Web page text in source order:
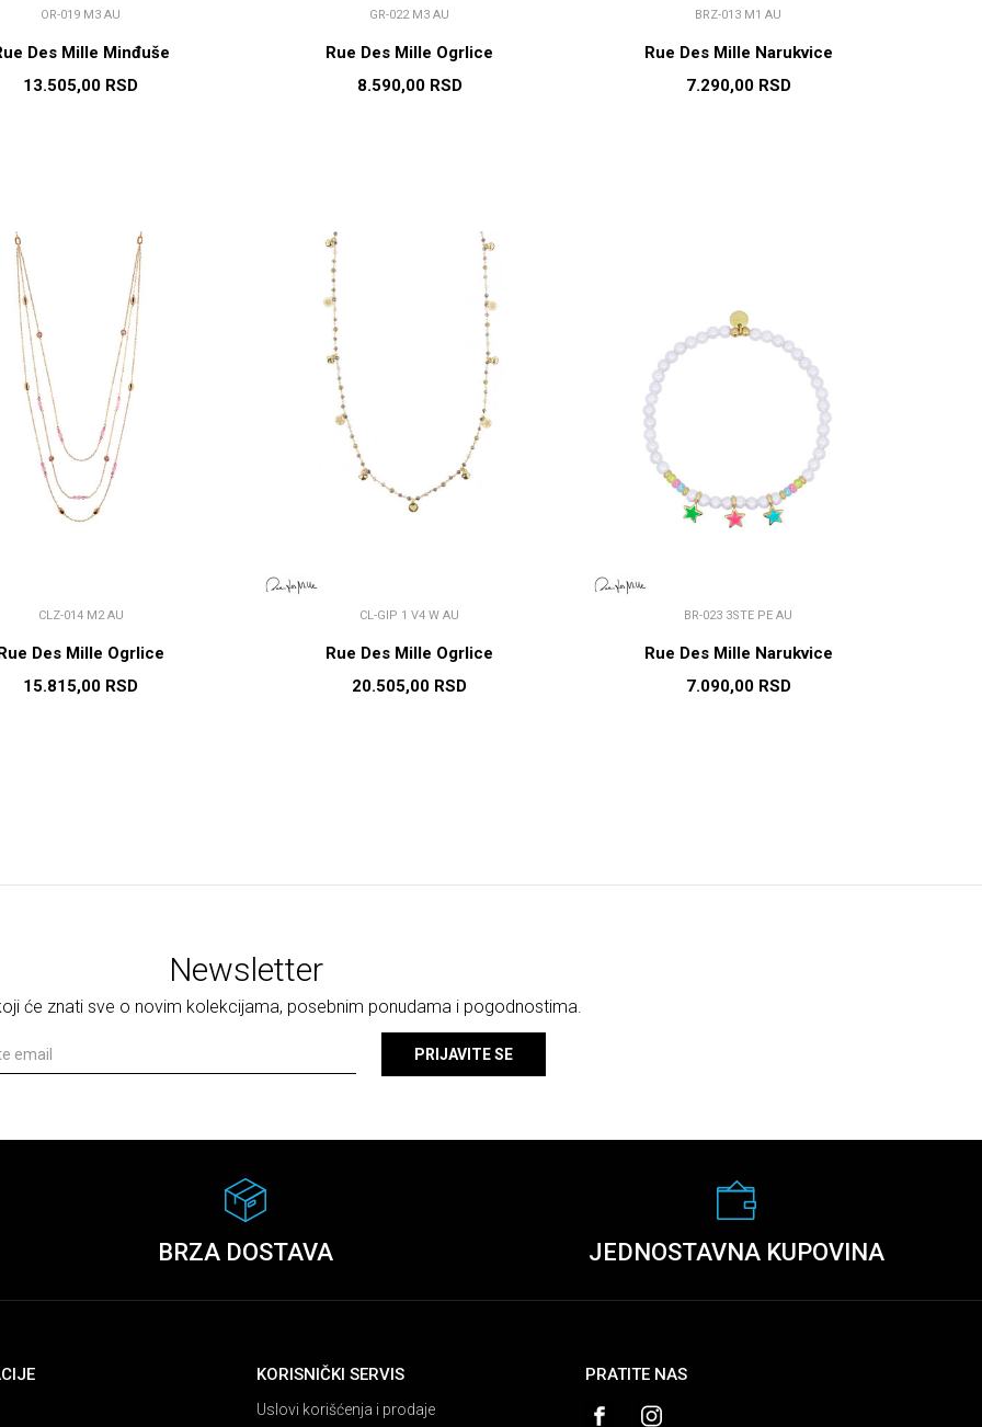
OR-019 M3 AU
Des Mille Minđuše
13.505,00 RSD
GR-022 M3 AU
Rue Des Mille Ogrlice
8.590,00 RSD
BRZ-013 M1 AU
Rue Des Mille Narukvice
7.290,00 RSD
CLZ-014 M2 AU
Des Mille Ogrlice
15.815,00 RSD
CL-GIP 1 V4 W AU
Rue Des Mille Ogrlice
20.505,00 RSD
BR-023 3STE PE AU
Rue Des Mille Narukvice
7.090,00 RSD
Newsletter
će znati sve o novim kolekcijama, posebnim ponudama i pogodnostima.
PRIJAVITE SE
BRZA DOSTAVA JEDNOSTAVNA KUPOVINA
KORISNIČKI SERVIS
Uslovi korišćenja i prodaje
PRATITE NAS